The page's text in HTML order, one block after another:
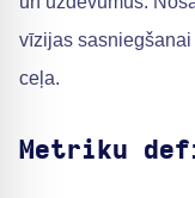
vīzijas
ceļa.
Metriku